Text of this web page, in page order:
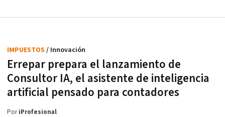
Errepar prepara el lanzamiento de
Consultor IA, el asistente de inteligencia
artificial pensado para contadores
IMPUESTOS / Innovación
PoriProfesional